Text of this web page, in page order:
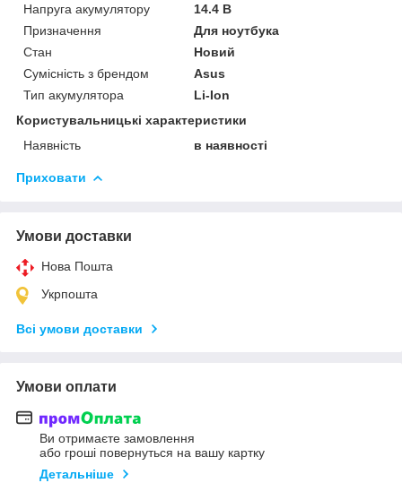
Напруга акумулятору
14.4 В
Призначення
Для ноутбука
Стан
Новий
Сумісність з брендом
Asus
Тип акумулятора
Li-Ion
Користувальницькі характеристики
Наявність
в наявності
Приховати
Умови доставки
Нова Пошта
Укрпошта
Всі умови доставки
Умови оплати
Ви отримаєте замовлення
або гроші повернуться на вашу картку
Детальніше